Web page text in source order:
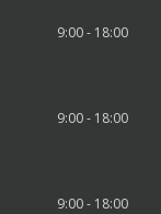
9:00 - 18:00
9:00 - 18:00
9:00 - 18:00